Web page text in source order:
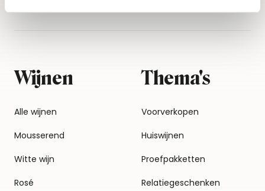
Wijnen
Alle wijnen
Mousserend
Witte wijn
Rosé
Thema's
Voorverkopen
Huiswijnen
Proefpakketten
Relatiegeschenken